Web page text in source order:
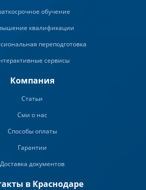
обучение
квалификации
переподготовка
сервисы
Компания
Статьи
Сми о нас
Способы оплаты
Гарантии
Доставка документов
в Краснодаре